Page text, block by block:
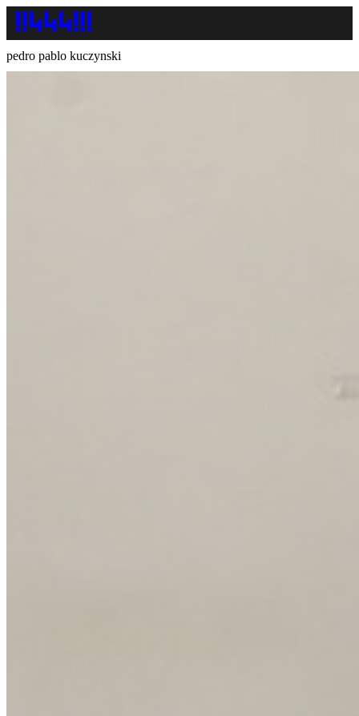
pedro pablo kuczynski